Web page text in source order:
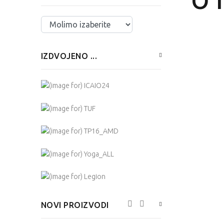
Izaberite ...
IZDVOJENO ...
NOVI PROIZVODI